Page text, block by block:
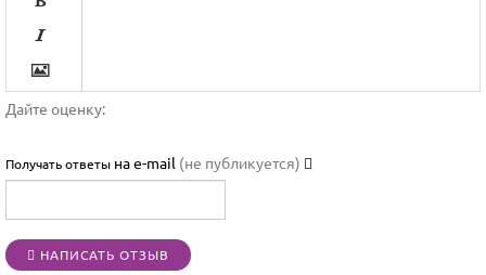






Дайте оценку:
Получать ответы на e-mail (не публикуется)
НАПИСАТЬ ОТЗЫВ